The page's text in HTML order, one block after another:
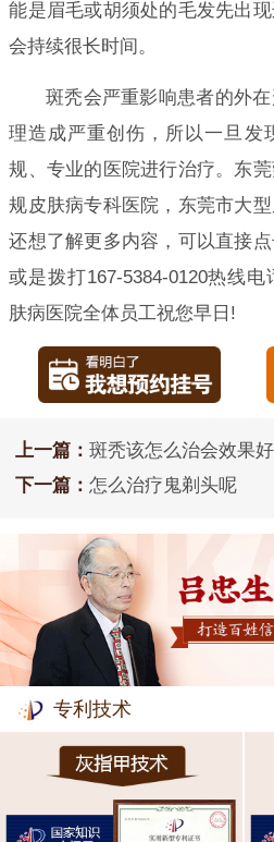
能是眉毛或胡须处的毛发先出
会持续很长时间。
斑秃会严重影响患者的外
理造成严重创伤，所以一旦发
规、专业的医院进行治疗。东
规皮肤病专科医院，东莞市大
还想了解更多内容，可以直接
或是拨打167-5384-0120热线
肤病医院全体员工祝您早日!
上一篇： 斑秃该怎么治会效果好
下一篇： 怎么治疗鬼剃头呢
专利技术